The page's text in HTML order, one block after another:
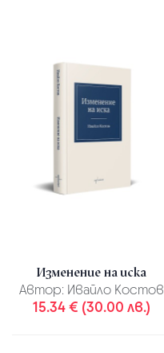
Изменение на иска
Автор: Ивайло Костов
15.34 € (30.00 лв.)